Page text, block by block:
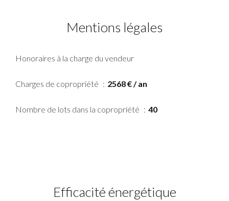
Mentions légales
Honoraires à la charge du vendeur
Charges de copropriété 2568 € / an
Nombre de lots dans la copropriété 40
Efficacité énergétique